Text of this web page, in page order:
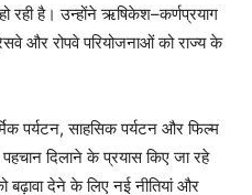
रही है। उन्होंने ऋषिकेश–कर्णप्रयाग
और रोपवे परियोजनाओं को राज्य के
पर्यटन, साहसिक पर्यटन और फिल्म
दिलाने के प्रयास किए जा रहे
बढ़ावा देने के लिए नई नीतियां और